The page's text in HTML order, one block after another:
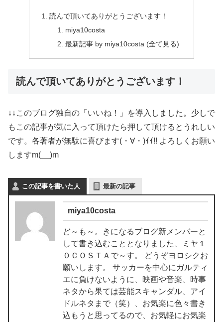
読んで頂いてありがとうございます！
miya10costa
最新記事 by miya10costa (全て見る)
読んで頂いてありがとうございます！
↓↓このブログ独自の「いいね！」を導入しました。少しで
もこの記事が気に入って頂けたら押して頂けるとうれしい
です。各著者が無駄に喜びます(・∀・)ｲｲ!! よろしくお願い
しますm(__)m
この記事を書いた人 最新の記事
miya10costa
ど～も～。きになるブログ新メンバーと
して書き込むこととなりました、ミヤ１
０ＣＯＳＴＡで～す。 どうぞヨロシクお
願いします。 サッカーを中心にガルティ
エに負けないように、映画や音楽、時事
ネタから果ては芸能スキャンダル、アイ
ドルネタまで（笑）、お気楽に色々書き
込もうと思ってるので、お気軽にお気楽